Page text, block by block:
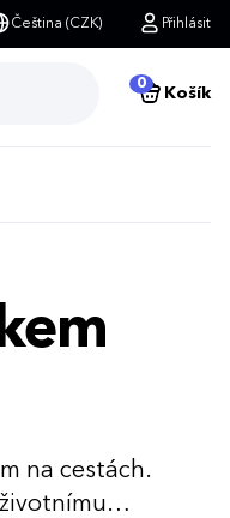
Čeština (CZK) Přihlásit
0
Košík
na cestách.